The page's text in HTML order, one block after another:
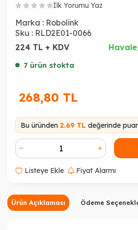
İlk Yorumu Yaz
Marka : Robolink
Sku : RLD2E01-0066
224 TL + KDV
7 ürün stokta
268,80 TL
Bu üründen 2.69 TL değerinde puan
Listeye Ekle Fiyat Alarmı
Ürün Açıklaması Ödeme